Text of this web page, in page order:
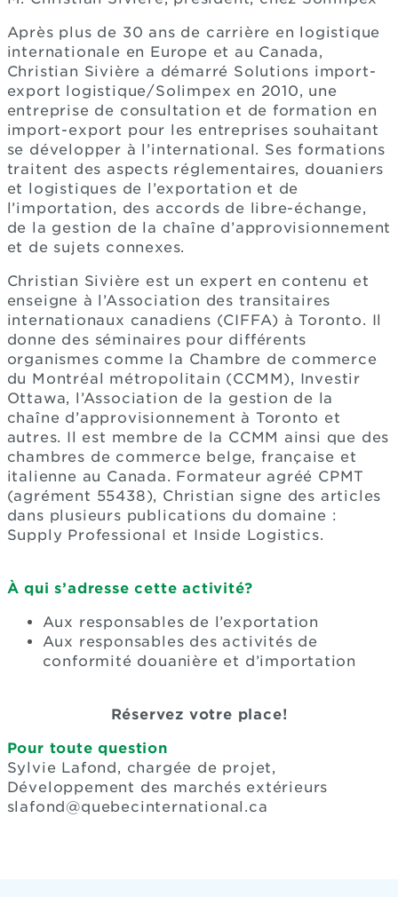
Après plus de 30 ans de carrière en logistique
internationale en Europe et au Canada,
Christian Sivière a démarré Solutions import-
export logistique/Solimpex en 2010, une
entreprise de consultation et de formation en
import-export pour les entreprises souhaitant
se développer à l’international. Ses formations
traitent des aspects réglementaires, douaniers
et logistiques de l’exportation et de
l’importation, des accords de libre-échange,
de la gestion de la chaîne d’approvisionnement
et de sujets connexes.
Christian Sivière est un expert en contenu et
enseigne à l’Association des transitaires
internationaux canadiens (CIFFA) à Toronto. Il
donne des séminaires pour différents
organismes comme la Chambre de commerce
du Montréal métropolitain (CCMM), Investir
Ottawa, l’Association de la gestion de la
chaîne d’approvisionnement à Toronto et
autres. Il est membre de la CCMM ainsi que des
chambres de commerce belge, française et
italienne au Canada. Formateur agréé CPMT
(agrément 55438), Christian signe des articles
dans plusieurs publications du domaine :
Supply Professional et Inside Logistics.
À qui s’adresse cette activité?
Aux responsables de l’exportation
Aux responsables des activités de
conformité douanière et d’importation
Réservez votre place!
Pour toute question
Sylvie Lafond, chargée de projet,
Développement des marchés extérieurs
slafond@quebecinternational.ca